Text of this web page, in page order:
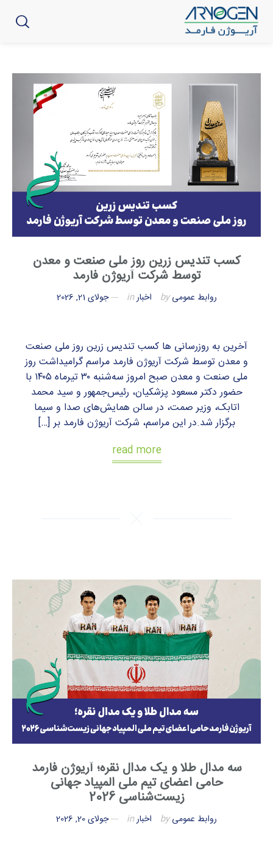
کسب تندیس زرین روز ملی صنعت و معدن
توسط شرکت آریوژن فارمد
روابط عمومیby اخبارin جولای 21, 2026
آخرین به روزرسانی ها کسب تندیس زرین روز ملی صنعت
و معدن توسط شرکت آریوژن فارمد مراسم گرامیداشت روز
ملی صنعت و معدن صبح امروز سه‌شنبه ۳۰ تیرماه ۱۴۰۵ با
حضور دکتر مسعود پزشکیان، رئیس‌جمهور و سید محمد
اتابک، وزیر صمت، در سالن همایش‌های صدا و سیما
برگزار شد.در این مراسم، شرکت آریوژن فارمد بر […]
read more
سه مدال طلا و یک مدال نقره؛ آریوژن فارمد
حامی اعضای تیم ملی المپیاد جهانی
زیست‌شناسی 2026
روابط عمومیby اخبارin جولای 20, 2026